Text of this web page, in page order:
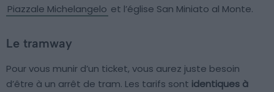
Piazzale Michelangelo et l’église San Miniato al Monte.
Le tramway
Pour vous munir d’un ticket, vous aurez juste besoin
d’être à un arrêt de tram. Les tarifs sont identiques à